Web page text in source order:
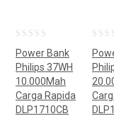
out
of
5
Power Bank
Philips 37WH
10.000Mah
Carga Rapida
DLP1710CB
out
of
5